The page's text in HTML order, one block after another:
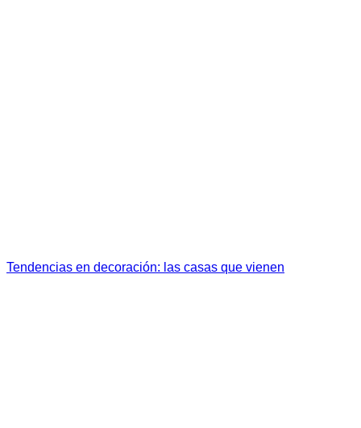
Tendencias en decoración: las casas que vienen